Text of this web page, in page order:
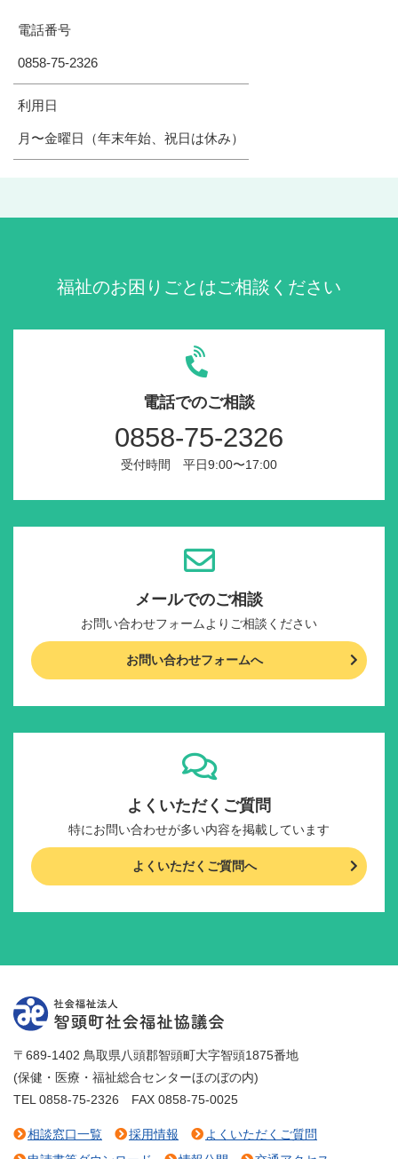
電話番号
0858-75-2326
利用日
月〜金曜日（年末年始、祝日は休み）
福祉のお困りごとはご相談ください
電話でのご相談
0858-75-2326
受付時間 平日9:00〜17:00
メールでのご相談
お問い合わせフォームよりご相談ください
お問い合わせフォームへ
よくいただくご質問
特にお問い合わせが多い内容を掲載しています
よくいただくご質問へ
〒689-1402 鳥取県八頭郡智頭町大字智頭1875番地
(保健・医療・福祉総合センターほのぼの内)
TEL 0858-75-2326 FAX 0858-75-0025
相談窓口一覧 採用情報
よくいただくご質問